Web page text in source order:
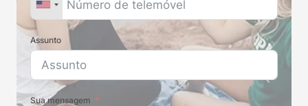
Assunto
Sua mensagem